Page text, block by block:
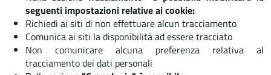
seguenti impostazioni relative ai cookie:
Richiedi ai siti di non effettuare alcun tracciamento
Comunica ai siti la disponibilità ad essere tracciato
Non comunicare alcuna preferenza relativa al
tracciamento dei dati personali